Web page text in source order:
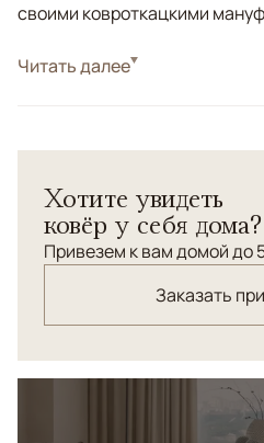
своими ковроткацкими
СтильКлассические
персидского орнамента
разноуровневая стрижка
относительно шерстяного.
ковроткачестква.
Читать далее
Хотите увидеть
ковёр у себя дома?
Привезем к вам домой до
Заказать